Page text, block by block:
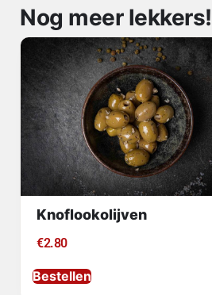
Nog meer lekkers!
Knoflookolijven
€2.80
Bestellen